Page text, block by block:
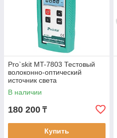
Pro`skit MT-7803 Тестовый
волоконно-оптический
источник света
В наличии
180 200 ₸
Купить